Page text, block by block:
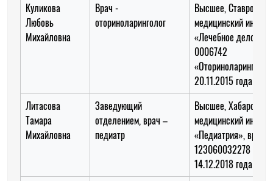
Куликова
Любовь
Михайловна
Врач -
оториноларинголог
Высшее,
медицинский
«Лечебное дело»,
0006742
20.11.2015 года
Литасова
Тамара
Михайловна
Заведующий
отделением, врач –
педиатр
Высшее,
медицинский
«Педиатрия», врач
123060032278
14.12.2018 года